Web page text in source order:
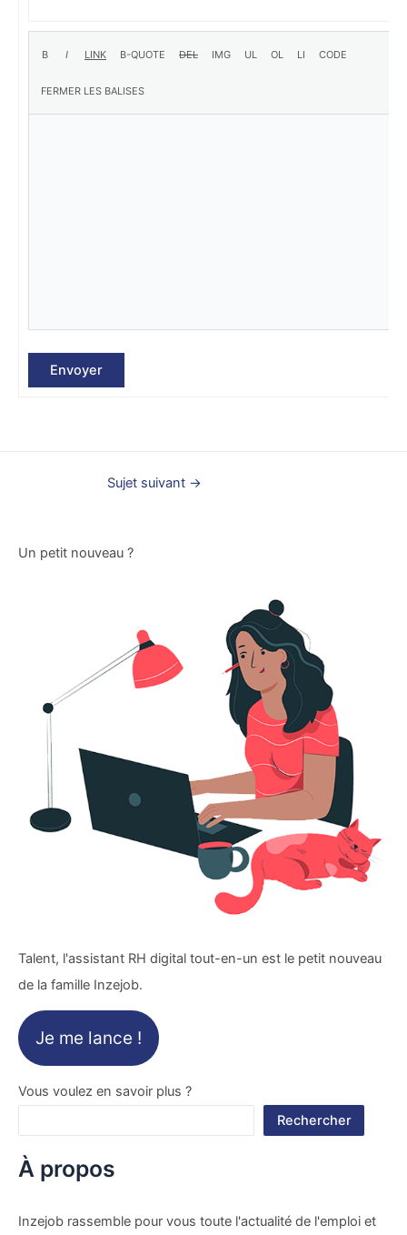
Envoyer
Sujet suivant →
Un petit nouveau ?
Talent, l'assistant RH digital tout-en-un est le petit nouveau
de la famille Inzejob.
Je me lance !
Vous voulez en savoir plus ?
Rechercher
À propos
Inzejob rassemble pour vous toute l'actualité de l'emploi et